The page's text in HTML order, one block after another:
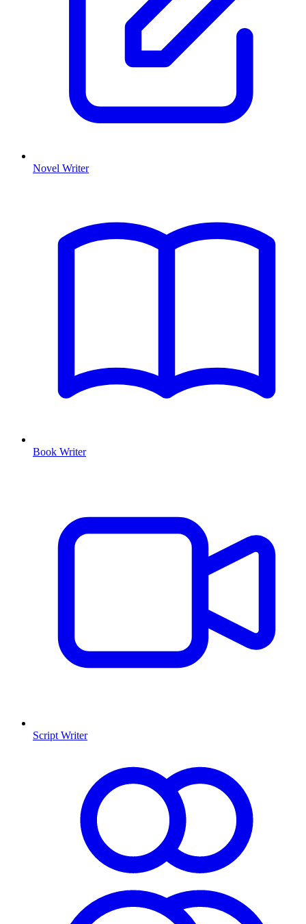
Novel Writer
Book Writer
Script Writer